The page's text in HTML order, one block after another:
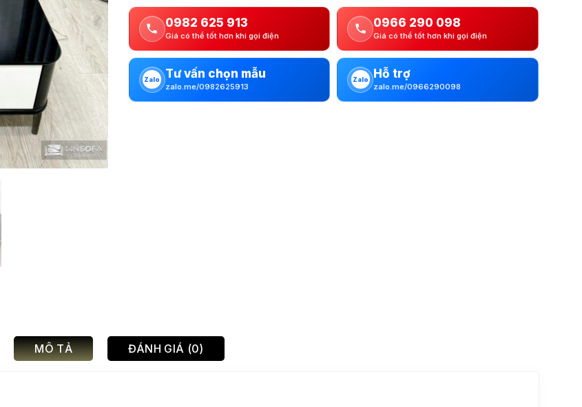
0982 625 913
Giá có thể tốt hơn khi gọi điện
0966 290 098
Giá có thể tốt hơn khi gọi điện
Zalo Tư vấn chọn mẫu
zalo.me/0982625913
Zalo Hỗ trợ
zalo.me/0966290098
MÔ TẢ ĐÁNH GIÁ (0)